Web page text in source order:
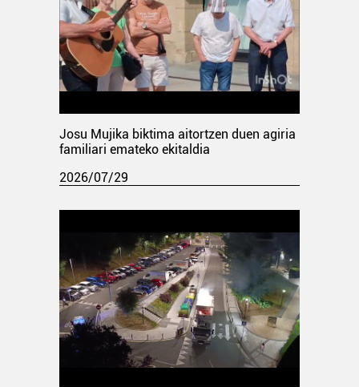
Josu Mujika biktima aitortzen duen agiria
familiari emateko ekitaldia
2026/07/29